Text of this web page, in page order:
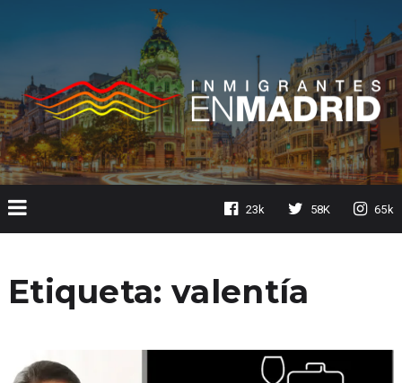
23k 58K 65k
Etiqueta: valentía